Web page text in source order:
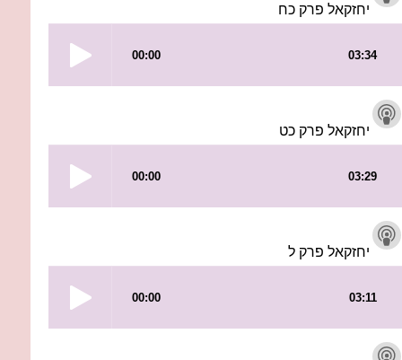
יחזקאל פרק כח
יחזקאל פרק כט
יחזקאל פרק ל